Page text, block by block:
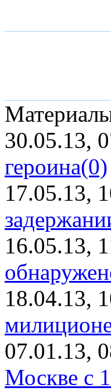
30.05.13,
героина(0)
17.05.13,
16.05.13,
18.04.13,
07.01.13,
Москве с